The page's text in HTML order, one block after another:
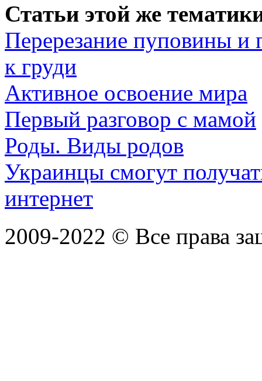
Статьи этой же
Перерезание пуповины и
к груди
Активное освоение мира
Первый разговор с мамой
Роды. Виды родов
Украинцы смогут
интернет
2009-2022 © Все права